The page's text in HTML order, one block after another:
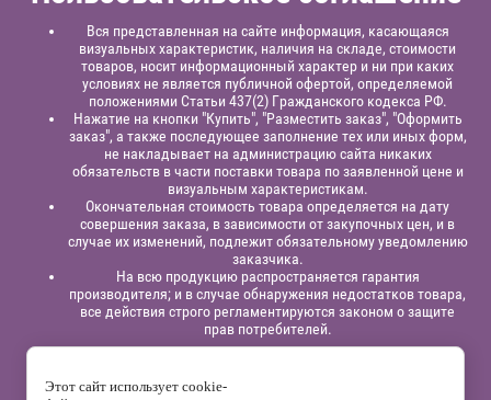
Вся представленная на сайте информация, касающаяся
визуальных характеристик, наличия на складе, стоимости
товаров, носит информационный характер и ни при каких
условиях не является публичной офертой, определяемой
положениями Статьи 437(2) Гражданского кодекса РФ.
Нажатие на кнопки "Купить", "Разместить заказ", "Оформить
заказ", а также последующее заполнение тех или иных форм,
не накладывает на администрацию сайта никаких
обязательств в части поставки товара по заявленной цене и
визуальным характеристикам.
Окончательная стоимость товара определяется на дату
совершения заказа, в зависимости от закупочных цен, и в
случае их изменений, подлежит обязательному уведомлению
заказчика.
На всю продукцию распространяется гарантия
производителя; и в случае обнаружения недостатков товара,
все действия строго регламентируются законом о защите
прав потребителей.
предприниматель
Павлинов Антон Вячеславович,
Этот сайт использует cookie-